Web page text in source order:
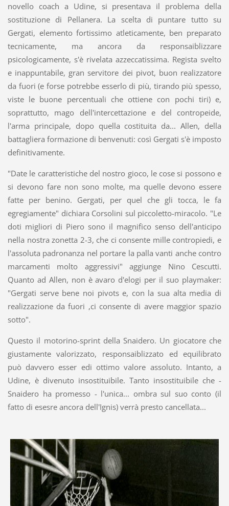
novello coach a Udine, si presentava il problema della
sostituzione di Pellanera. La scelta di puntare tutto su
Gergati, elemento fortissimo atleticamente, ben preparato
tecnicamente, ma ancora da responsaiblizzare
psicologicamente, s'è rivelata azzeccatissima. Regista svelto
e inappuntabile, gran servitore dei pivot, buon realizzatore
da fuori (e forse potrebbe esserlo di più, tirando più spesso,
viste le buone percentuali che ottiene con pochi tiri) e,
soprattutto, mago dell'intercettazione e del contropeide,
l'arma principale, dopo quella costituita da... Allen, della
battagliera formazione di benvenuti: così Gergati s'è imposto
definitivamente.
"Date le caratteristiche del nostro gioco, le cose si possono e
si devono fare non sono molte, ma quelle devono essere
fatte per benino. Gergati, per quel che gli tocca, le fa
egregiamente" dichiara Corsolini sul piccoletto-miracolo. "Le
doti migliori di Piero sono il magnifico senso dell'anticipo
nella nostra zonetta 2-3, che ci consente mille contropiedi, e
l'assoluta padronanza nel portare la palla vanti anche contro
marcamenti molto aggressivi" aggiunge Nino Cescutti.
Quanto ad Allen, non è avaro d'elogi per il suo playmaker:
"Gergati serve bene noi pivots e, con la sua alta media di
realizzazione da fuori ,ci consente di avere maggior spazio
sotto".
Questo il motorino-sprint della Snaidero. Un giocatore che
giustamente valorizzato, responsaiblizzato ed equilibrato
può davvero esser edi ottimo valore assoluto. Intanto, a
Udine, è divenuto insostituibile. Tanto insostituibile che -
Snaidero ha promesso - l'unica... ombra sul suo conto (il
fatto di esesre ancora dell'Ignis) verrà presto cancellata...